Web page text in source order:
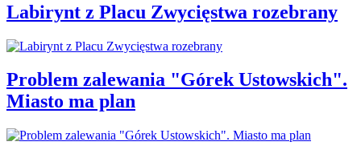
Labirynt z Placu Zwycięstwa rozebrany
Problem zalewania "Górek Ustowskich".
Miasto ma plan